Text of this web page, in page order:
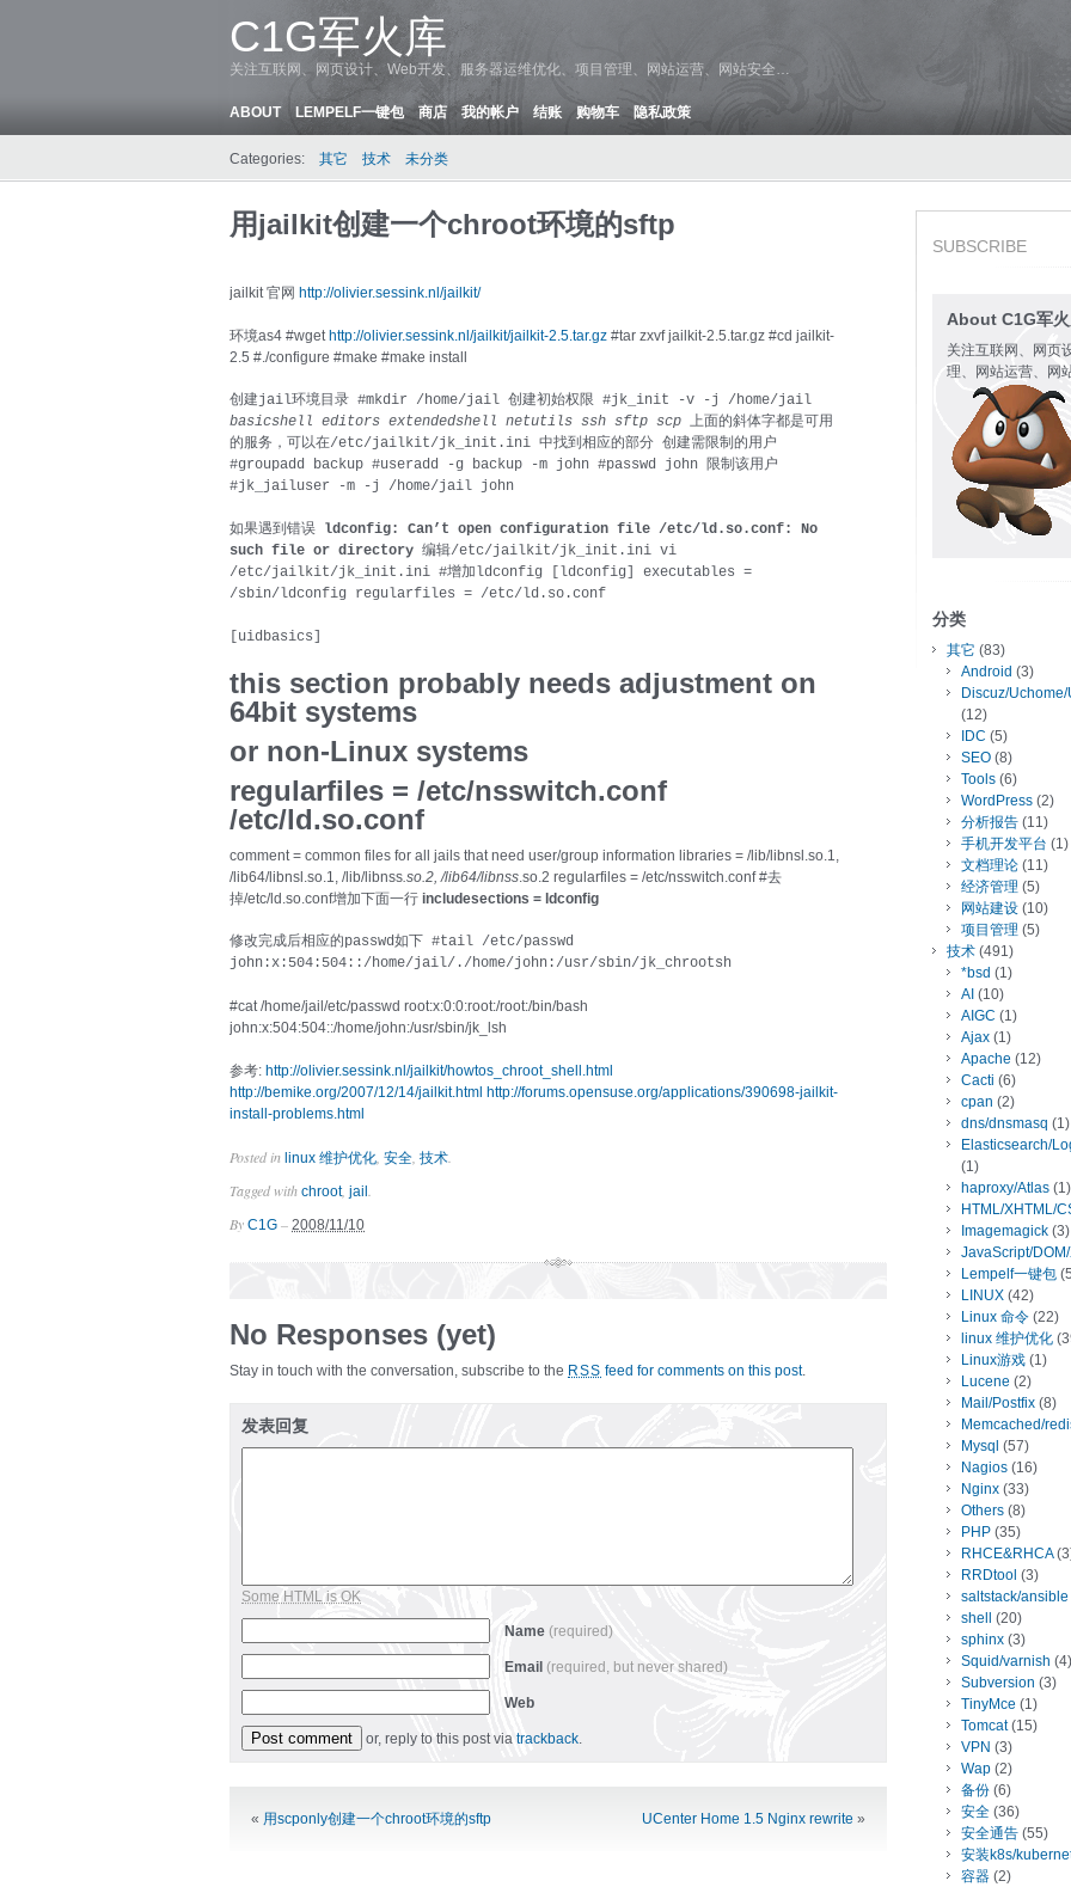
C1G军火库
关注互联网、网页设计、Web开发、服务器运维优化、项目管理、网站运营、网站安全…
ABOUT LEMPELF一键包 商店 我的帐户 结账 购物车 隐私政策
Categories: 其它 技术 未分类
用jailkit创建一个chroot环境的sftp
jailkit 官网 http://olivier.sessink.nl/jailkit/
环境as4 #wget http://olivier.sessink.nl/jailkit/jailkit-2.5.tar.gz #tar zxvf jailkit-2.5.tar.gz #cd jailkit-
2.5 #./configure #make #make install
创建jail环境目录 #mkdir /home/jail 创建初始权限 #jk_init -v -j /home/jail
basicshell editors extendedshell netutils ssh sftp scp 上面的斜体字都是可用
的服务，可以在/etc/jailkit/jk_init.ini 中找到相应的部分 创建需限制的用户
#groupadd backup #useradd -g backup -m john #passwd john 限制该用户
#jk_jailuser -m -j /home/jail john
如果遇到错误 ldconfig: Can’t open configuration file /etc/ld.so.conf: No
such file or directory 编辑/etc/jailkit/jk_init.ini vi
/etc/jailkit/jk_init.ini #增加ldconfig [ldconfig] executables =
/sbin/ldconfig regularfiles = /etc/ld.so.conf
[uidbasics]
this section probably needs adjustment on
64bit systems
or non-Linux systems
regularfiles = /etc/nsswitch.conf
/etc/ld.so.conf
comment = common files for all jails that need user/group information libraries = /lib/libnsl.so.1,
/lib64/libnsl.so.1, /lib/libnss.so.2, /lib64/libnss.so.2 regularfiles = /etc/nsswitch.conf #去
掉/etc/ld.so.conf增加下面一行 includesections = ldconfig
修改完成后相应的passwd如下 #tail /etc/passwd
john:x:504:504::/home/jail/./home/john:/usr/sbin/jk_chrootsh
#cat /home/jail/etc/passwd root:x:0:0:root:/root:/bin/bash
john:x:504:504::/home/john:/usr/sbin/jk_lsh
参考: http://olivier.sessink.nl/jailkit/howtos_chroot_shell.html
http://bemike.org/2007/12/14/jailkit.html http://forums.opensuse.org/applications/390698-jailkit-
install-problems.html
Posted in linux 维护优化 安全 技术
Tagged with chroot, jail
By C1G – 2008/11/10
No Responses (yet)
Stay in touch with the conversation, subscribe to the RSS feed for comments on this post.
发表回复
Some HTML is OK
Name (required)
Email (required, but never shared)
Web
or, reply to this post via trackback.
« 用scponly创建一个chroot环境的sftp UCenter Home 1.5 Nginx rewrite »
SUBSCRIBE
About C1G军
关注互联网、网页
理、网站运营、网
分类
其它 (83)
Android (3)
Discuz/
(12)
IDC (5)
SEO (8)
Tools (6)
WordPress (2)
分析报告 (11)
手机开发平台 (1)
文档理论 (11)
经济管理 (5)
网站建设 (10)
项目管理 (5)
技术 (491)
*bsd (1)
AI (10)
AIGC (1)
Ajax (1)
Apache (12)
Cacti (6)
cpan (2)
dns/dnsmasq (1)
Elasticsearch/
(1)
haproxy/Atlas (1)
HTML/XHTML/
Imagemagick (3)
JavaScript/
Lempelf一键包
LINUX (42)
Linux 命令 (22)
linux 维护优化
Linux游戏 (1)
Lucene (2)
Mail/Postfix (8)
Memcached/
Mysql (57)
Nagios (16)
Nginx (33)
Others (8)
PHP (35)
RHCE&RHCA
RRDtool (3)
saltstack/ansible
shell
(20)
sphinx (3)
Squid/varnish (4)
Subversion (3)
TinyMce (1)
Tomcat(15)
VPN (3)
Wap (2)
备份 (6)
安全 (36)
安全通告 (55)
安装k8s/
容器 (2)